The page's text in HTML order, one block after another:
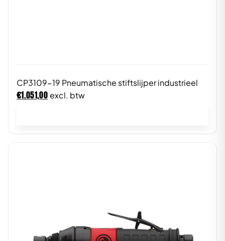
CP3109-19 Pneumatische stiftslijper industrieel
€1.051,00 excl. btw